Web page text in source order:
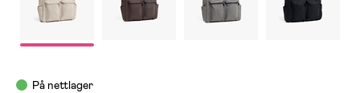
På nettlager